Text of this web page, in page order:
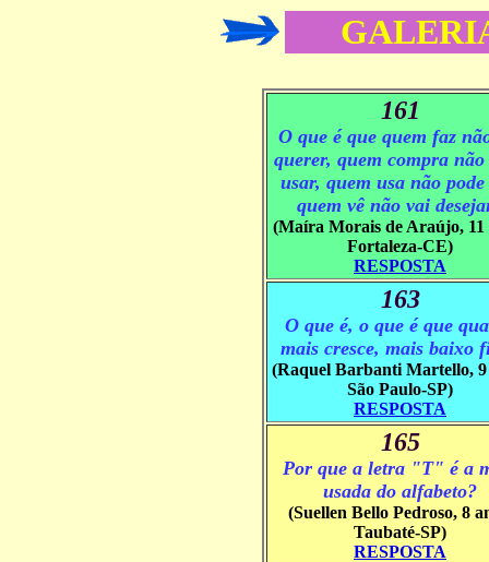
161
O que é que quem faz
querer, quem compra
usar, quem usa não pode
quem vê não vai
(Maíra Morais de Araújo, 11
Fortaleza-CE)
RESPOSTA
163
O que é, o que é que
mais cresce, mais baixo
(Raquel Barbanti Martello, 9
São Paulo-SP)
RESPOSTA
165
Por que a letra "T" é a
usada do alfabeto?
(Suellen Bello Pedroso, 8
Taubaté-SP)
RESPOSTA